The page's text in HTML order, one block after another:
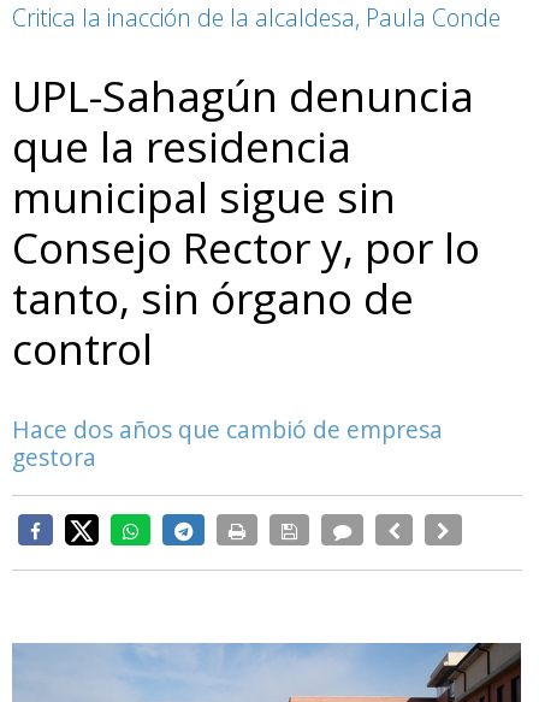
Critica la inacción de la alcaldesa, Paula Conde
UPL-Sahagún denuncia
que la residencia
municipal sigue sin
Consejo Rector y, por lo
tanto, sin órgano de
control
Hace dos años que cambió de empresa
gestora